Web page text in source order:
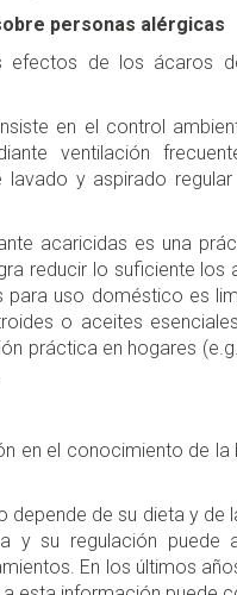
personas alérgicas
efectos de los ácaros
en el control
ventilación
lavado y aspirado
acaricidas es una
reducir lo suficiente los
uso doméstico es
o aceites
práctica en hogares
en el conocimiento de
de su dieta y de
y su regulación puede
En los últimos